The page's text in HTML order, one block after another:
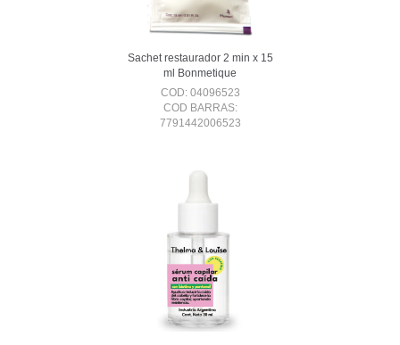
Sachet restaurador 2 min x 15
ml Bonmetique
COD: 04096523
COD BARRAS:
7791442006523